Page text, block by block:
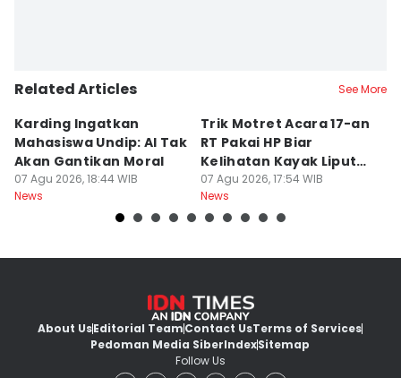
Related Articles See More
Karding Ingatkan
Mahasiswa Undip: AI Tak
Akan Gantikan Moral
07 Agu 2026, 18:44 WIB
News
Trik Motret Acara 17-an
RT Pakai HP Biar
Kelihatan Kayak Liputan
Festival Nasional
07 Agu 2026, 17:54 WIB
News
About UsEditorial TeamContact UsTerms of Services
Pedoman Media SiberIndexSitemap
Follow Us